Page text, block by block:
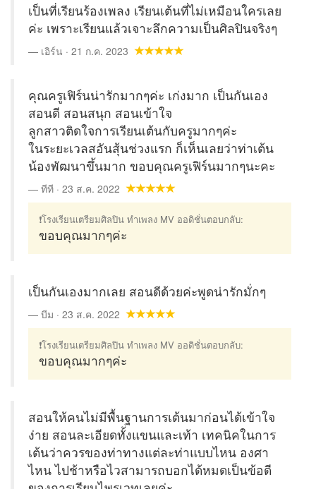
เป็นที่เรียนร้องเพลง เรียนเต้นที่ไม่เหมือนใครเลย
ค่ะ เพราะเรียนแล้วเจาะลึกความเป็นศิลปินจริงๆ
เอิร์น · 21 ก.ค. 2023
คุณครูเฟิร์นน่ารักมากๆค่ะ เก่งมาก เป็นกันเอง
สอนดี สอนสนุก สอนเข้าใจ
ลูกสาวติดใจการเรียนเต้นกับครูมากๆค่ะ
ในระยะเวลสอันสุ้นช่วงแรก ก็เห็นเลยว่าท่าเต้น
น้องพัฒนาขึ้นมาก ขอบคุณครูเฟิร์นมากๆนะคะ
ทีที · 23 ส.ค. 2022
❗โรงเรียนเตรียมศิลปิน ทำเพลง MV ออดิชั่นตอบกลับ:
ขอบคุณมากๆค่ะ
เป็นกันเองมากเลย สอนดีด้วยค่ะพูดน่ารักมั่กๆ
บีม · 23 ส.ค. 2022
❗โรงเรียนเตรียมศิลปิน ทำเพลง MV ออดิชั่นตอบกลับ:
ขอบคุณมากๆค่ะ
สอนให้คนไม่มีพื้นฐานการเต้นมาก่อนได้เข้าใจ
ง่าย สอนละเอียดทั้งแขนและเท้า เทคนิคในการ
เต้นว่าควรของท่าทางแต่ละท่าแบบไหน องศา
ไหน ไปช้าหรือไวสามารถบอกได้หมดเป็นข้อดี